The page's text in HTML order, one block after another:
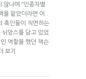
않냐며 “인종차별
을 맡았더라면 어
흑인들이 직면하는
앙스를 담고 있었
역할을 했던 잭슨
보기